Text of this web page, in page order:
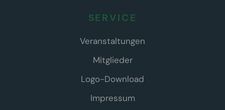
SERVICE
Veranstaltungen
Mitglieder
Logo-Download
Impressum